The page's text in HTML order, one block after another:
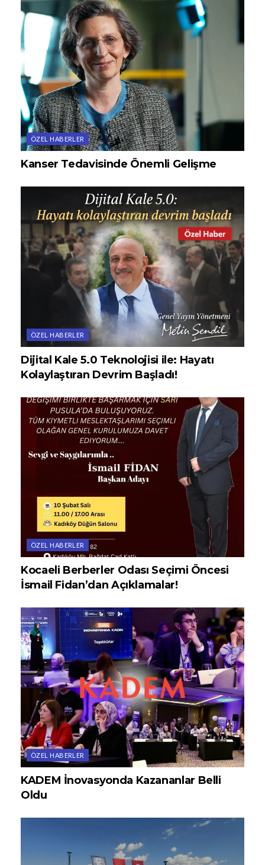
ÖZEL HABERLER
Kanser Tedavisinde Önemli Gelişme
ÖZEL HABERLER
Dijital Kale 5.0 Teknolojisi ile: Hayatı
Kolaylaştıran Devrim Başladı!
ÖZEL HABERLER
Kocaeli Berberler Odası Seçimi Öncesi
İsmail Fidan’dan Açıklamalar!
ÖZEL HABERLER
KADEM İnovasyonda Kazananlar Belli
Oldu